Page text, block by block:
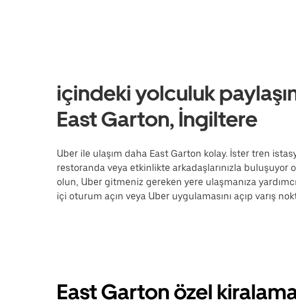
içindeki yolculuk
East Garton, İngiltere
Uber ile ulaşım daha East Garton kolay. İster tren
restoranda veya etkinlikte arkadaşlarınızla
olun, Uber gitmeniz gereken yere ulaşmanıza
içi oturum açın veya Uber uygulamasını açıp varış
East Garton özel